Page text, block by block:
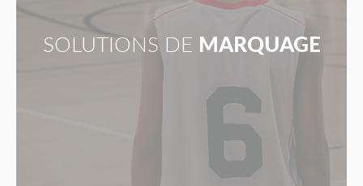
SOLUTIONS DE MARQUAGE